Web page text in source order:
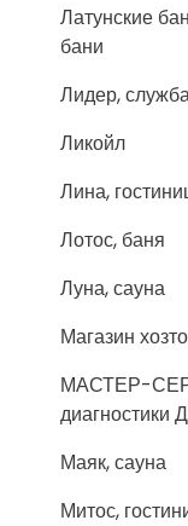
Латунские
бани
Лидер,
Ликойл
Лина,
Лотос, баня
Луна, сауна
Магазин
МАСТЕР-
диагностики
Маяк, сауна
Митос,